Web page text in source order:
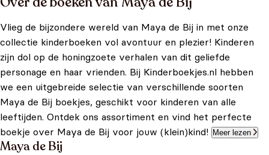
Vlieg de bijzondere wereld van Maya de Bij in met onze
collectie kinderboeken vol avontuur en plezier! Kinderen
zijn dol op de honingzoete verhalen van dit geliefde
personage en haar vrienden. Bij Kinderboekjes.nl hebben
we een uitgebreide selectie van verschillende soorten
Maya de Bij boekjes, geschikt voor kinderen van alle
leeftijden. Ontdek ons assortiment en vind het perfecte
boekje over Maya de Bij voor jouw (klein)kind!
Meer lezen
Maya de Bij